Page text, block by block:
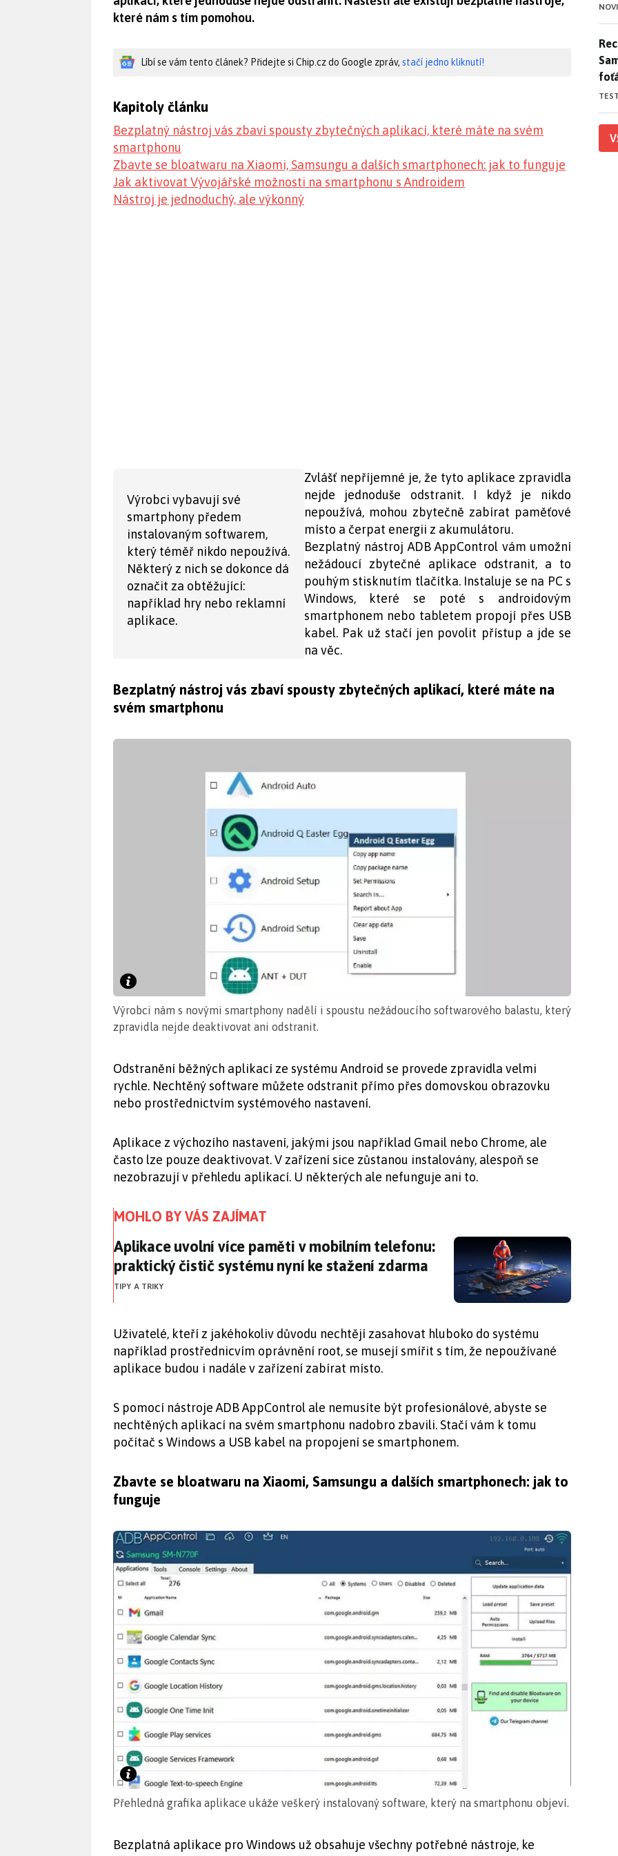
které nám s tím pomohou.
Líbí se vám tento článek? Přidejte si Chip.cz do Google zpráv, stačí jedno kliknutí!
Kapitoly článku
Bezplatný nástroj vás zbaví spousty zbytečných aplikací, které máte na svém
smartphonu
Zbavte se bloatwaru na Xiaomi, Samsungu a dalších smartphonech: jak to funguje
Jak aktivovat Vývojářské možnosti na smartphonu s Androidem
Nástroj je jednoduchý, ale výkonný
Výrobci vybavují své
smartphony předem
instalovaným softwarem,
který téměř nikdo nepoužívá.
Některý z nich se dokonce dá
označit za obtěžující:
například hry nebo reklamní
aplikace.
Zvlášť nepříjemné je, že tyto aplikace zpravidla
nejde jednoduše odstranit. I když je nikdo
nepoužívá, mohou zbytečně zabírat paměťové
místo a čerpat energii z akumulátoru.
Bezplatný nástroj ADB AppControl vám umožní
nežádoucí zbytečné aplikace odstranit, a to
pouhým stisknutím tlačítka. Instaluje se na PC s
Windows, které se poté s androidovým
smartphonem nebo tabletem propojí přes USB
kabel. Pak už stačí jen povolit přístup a jde se
na věc.
Bezplatný nástroj vás zbaví spousty zbytečných aplikací, které máte na
svém smartphonu
Výrobci nám s novými smartphony nadělí i spoustu nežádoucího softwarového balastu, který
zpravidla nejde deaktivovat ani odstranit.
Odstranění běžných aplikací ze systému Android se provede zpravidla velmi
rychle. Nechtěný software můžete odstranit přímo přes domovskou obrazovku
nebo prostřednictvím systémového nastavení.
Aplikace z výchozího nastavení, jakými jsou například Gmail nebo Chrome, ale
často lze pouze deaktivovat. V zařízení sice zůstanou instalovány, alespoň se
nezobrazují v přehledu aplikací. U některých ale nefunguje ani to.
MOHLO BY VÁS ZAJÍMAT
Aplikace uvolní více paměti v mobilním telefonu: praktický čistič systému
Aplikace uvolní více paměti v mobilním telefonu:
praktický čistič systému nyní ke stažení zdarma
TIPY A TRIKY
Uživatelé, kteří z jakéhokoliv důvodu nechtějí zasahovat hluboko do systému
například prostřednicvím oprávnění root, se musejí smířit s tím, že nepoužívané
aplikace budou i nadále v zařízení zabírat místo.
S pomocí nástroje ADB AppControl ale nemusíte být profesionálové, abyste se
nechtěných aplikací na svém smartphonu nadobro zbavili. Stačí vám k tomu
počítač s Windows a USB kabel na propojení se smartphonem.
Zbavte se bloatwaru na Xiaomi, Samsungu a dalších smartphonech: jak to
funguje
Přehledná grafika aplikace ukáže veškerý instalovaný software, který na smartphonu objeví.
Bezplatná aplikace pro Windows už obsahuje všechny potřebné nástroje, ke